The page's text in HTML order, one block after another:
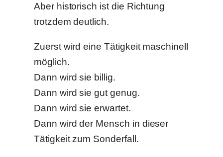
Aber historisch ist die Richtung
trotzdem deutlich.
Zuerst wird eine Tätigkeit maschinell
möglich.
Dann wird sie billig.
Dann wird sie gut genug.
Dann wird sie erwartet.
Dann wird der Mensch in dieser
Tätigkeit zum Sonderfall.